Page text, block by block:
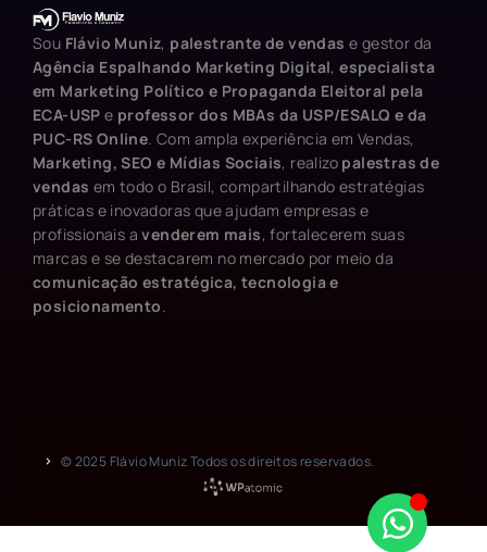
Sou Flávio Muniz, palestrante de vendas e gestor da
Agência Espalhando Marketing Digital,especialista
em Marketing Político e Propaganda Eleitoral pela
ECA-USP e professor dos MBAs da USP/ESALQ e da
PUC-RS Online. Com ampla experiência em Vendas,
Marketing, SEO e Mídias Sociais, realizo palestras de
vendas em todo o Brasil, compartilhando estratégias
práticas e inovadoras que ajudam empresas e
profissionais avenderem mais, fortalecerem suas
marcas e se destacarem no mercado por meio da
comunicação estratégica, tecnologia e
posicionamento.
© 2025 Flávio Muniz Todos os direitos reservados.